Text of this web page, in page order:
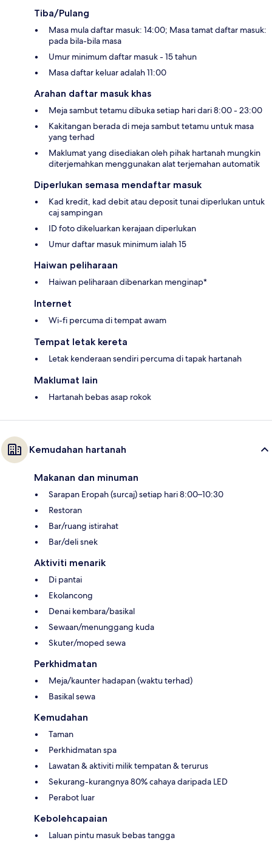
Tiba/Pulang
Masa mula daftar masuk: 14:00; Masa tamat daftar masuk:
pada bila-bila masa
Umur minimum daftar masuk - 15 tahun
Masa daftar keluar adalah 11:00
Arahan daftar masuk khas
Meja sambut tetamu dibuka setiap hari dari 8:00 - 23:00
Kakitangan berada di meja sambut tetamu untuk masa
yang terhad
Maklumat yang disediakan oleh pihak hartanah mungkin
diterjemahkan menggunakan alat terjemahan automatik
Diperlukan semasa mendaftar masuk
Kad kredit, kad debit atau deposit tunai diperlukan untuk
caj sampingan
ID foto dikeluarkan kerajaan diperlukan
Umur daftar masuk minimum ialah 15
Haiwan peliharaan
Haiwan peliharaan dibenarkan menginap*
Internet
Wi-fi percuma di tempat awam
Tempat letak kereta
Letak kenderaan sendiri percuma di tapak hartanah
Maklumat lain
Hartanah bebas asap rokok
Kemudahan hartanah
Makanan dan minuman
Sarapan Eropah (surcaj) setiap hari 8:00–10:30
Restoran
Bar/ruang istirahat
Bar/deli snek
Aktiviti menarik
Di pantai
Ekolancong
Denai kembara/basikal
Sewaan/menunggang kuda
Skuter/moped sewa
Perkhidmatan
Meja/kaunter hadapan (waktu terhad)
Basikal sewa
Kemudahan
Taman
Perkhidmatan spa
Lawatan & aktiviti milik tempatan & terurus
Sekurang-kurangnya 80% cahaya daripada LED
Perabot luar
Kebolehcapaian
Laluan pintu masuk bebas tangga